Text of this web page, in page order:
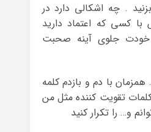
. چه اشکالی دارد در
کسی که اعتماد دارید
جلوی آینه صحبت
با دم و بازدم کلمه
تقویت کننده مثل من
و… را تکرار کنید